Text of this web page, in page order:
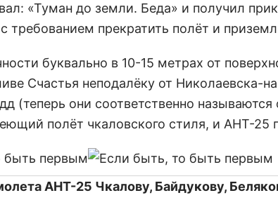
«Туман до земли. Беда» и получил
требованием прекратить полёт и
буквально в 10-15 метрах от
Счастья неподалёку от
(теперь они соответственно
полёт чкаловского стиля, и АНТ-25
АНТ-25 Чкалову, Байдукову,